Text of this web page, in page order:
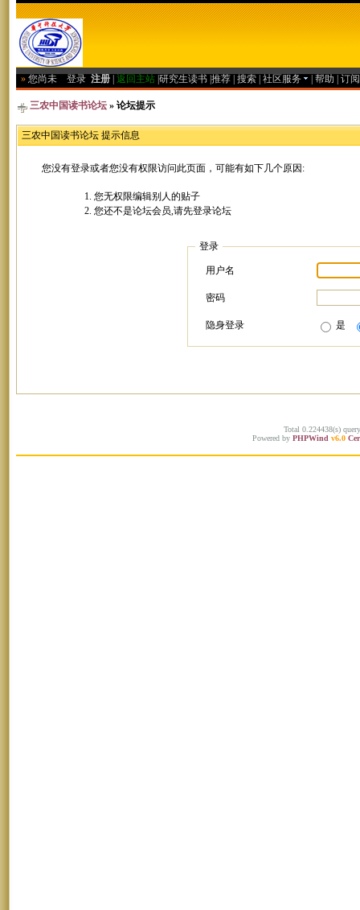
» 您尚未 登录 注册 返回主站 研究生读书 推荐 搜索 社区服务 帮助 订
三农中国读书论坛 » 论坛提示
三农中国读书论坛 提示信息
您没有登录或者您没有权限访问此页面，可能有如下几个原因:
您无权限编辑别人的贴子
您还不是论坛会员,请先登录论坛
登录
用户名
密码
隐身登录 是
Total 0.224438(s)
Powered by PHPWind v6.0